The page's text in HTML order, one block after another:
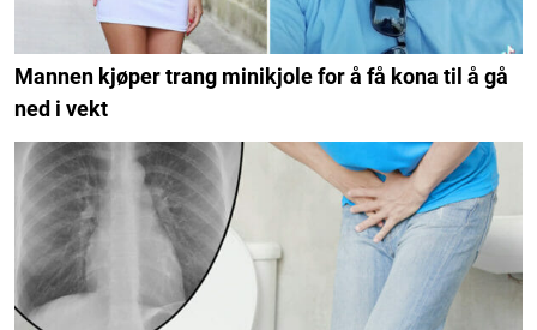
Mannen kjøper trang minikjole for å få kona til å gå
ned i vekt